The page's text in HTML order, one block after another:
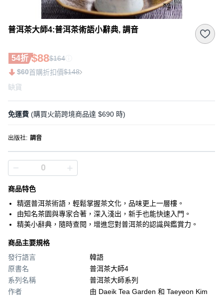
普洱茶大師4:普洱茶術語小辭典, 調音
54折 $88$164
$60首購折扣價$148
缺貨
免運費 (購買火箭跨境商品達 $690 時)
出版社: 調音
商品特色
精選普洱茶術語，輕鬆掌握茶文化，品味更上一層樓。
由知名茶園與專家合著，深入淺出，新手也能快速入門。
精美小辭典，隨時查閱，增進您對普洱茶的認識與鑑賞力。
商品主要規格
發行語言
韓語
原書名
普洱茶大師4
系列名稱
普洱茶大師系列
作者
由 Daeik Tea Garden 和 Taeyeon Kim